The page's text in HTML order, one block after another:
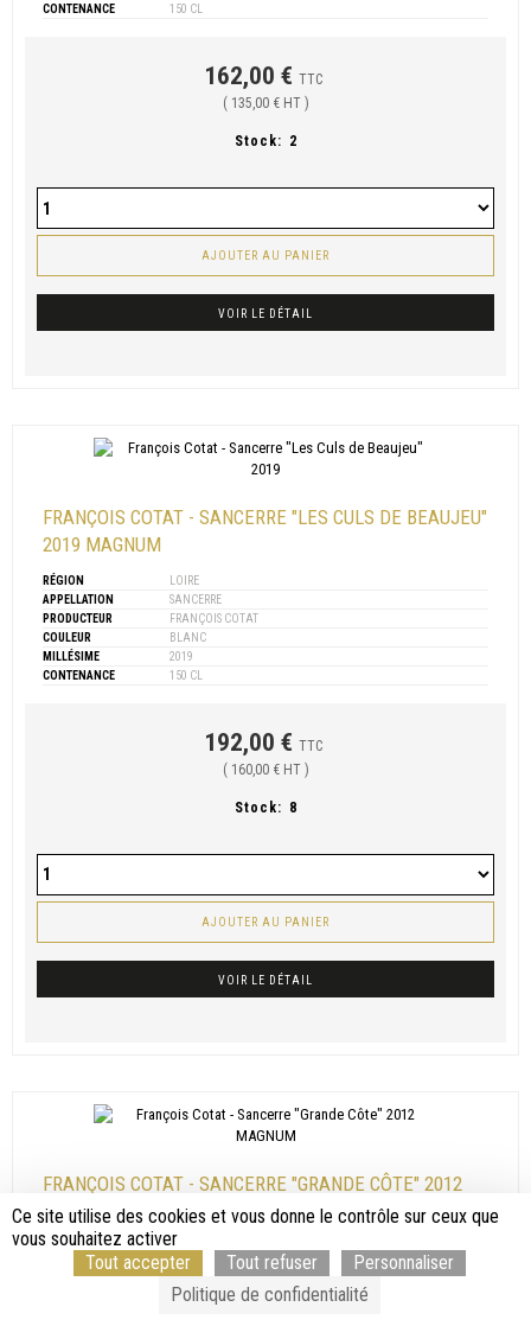
CONTENANCE
150 CL
162,00 € TTC
( 135,00 € HT )
Stock: 2
AJOUTER AU PANIER
VOIR LE DÉTAIL
FRANÇOIS COTAT - SANCERRE "LES CULS DE BEAUJEU"
2019 MAGNUM
RÉGION
LOIRE
APPELLATION
SANCERRE
PRODUCTEUR
FRANÇOIS COTAT
COULEUR
BLANC
MILLÉSIME
2019
CONTENANCE
150 CL
192,00 € TTC
( 160,00 € HT )
Stock: 8
AJOUTER AU PANIER
VOIR LE DÉTAIL
FRANÇOIS COTAT - SANCERRE "GRANDE CÔTE" 2012
MAGNUM
RÉGION
LOIRE
APPELLATION
SANCERRE
FRANÇOIS COTAT
BLANC
Ce site utilise des cookies et vous donne le contrôle sur ceux que
vous souhaitez activer
Tout accepter
Tout refuser
Personnaliser
Politique de confidentialité